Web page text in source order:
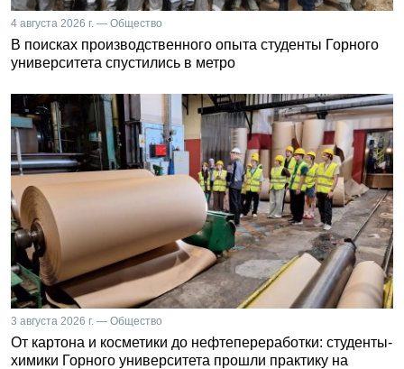
4 августа 2026 г. — Общество
В поисках производственного опыта студенты Горного
университета спустились в метро
3 августа 2026 г. — Общество
От картона и косметики до нефтепереработки: студенты-
химики Горного университета прошли практику на